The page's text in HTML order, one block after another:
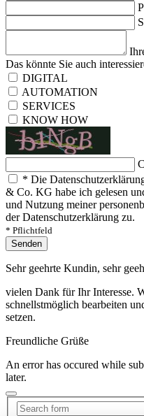
Das könnte Sie auch
DIGITAL
AUTOMATION
SERVICES
KNOW HOW
* Die
& Co. KG habe ich gelesen
und Nutzung meiner
der Datenschutzerklärung zu.
* Pflichtfeld
Senden
Sehr geehrte Kundin, sehr
vielen Dank für Ihr Interesse.
schnellstmöglich bearbeiten
setzen.
Freundliche Grüße
An error has occured while
later.